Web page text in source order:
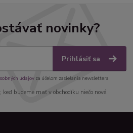
novinky?
Prihlásiť sa
údajov za účelom zasielania newslettera.
budeme mať v obchodíku niečo nové.